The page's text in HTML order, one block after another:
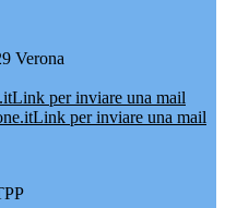
Verona
Link per inviare una mail
Link per inviare una mail